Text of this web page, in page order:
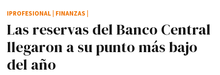
Las reservas del Banco Central
llegaron a su punto más bajo
del año
IPROFESIONAL FINANZAS